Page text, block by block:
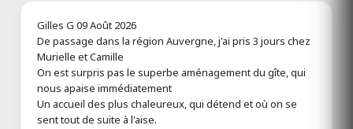
Gîte et Chambres d'hôtes, piscine
5 avis Toutes les infos
AUBERGE DE LA LOUE
Gilles G 09 Août 2026
De passage dans la région Auvergne, j'ai pris 3 jours chez
Murielle et Camille
On est surpris pas le superbe aménagement du gîte, qui
nous apaise immédiatement
Un accueil des plus chaleureux, qui détend et où on se
sent tout de suite à l'aise.